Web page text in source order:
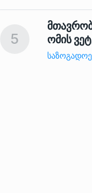
5
ომის